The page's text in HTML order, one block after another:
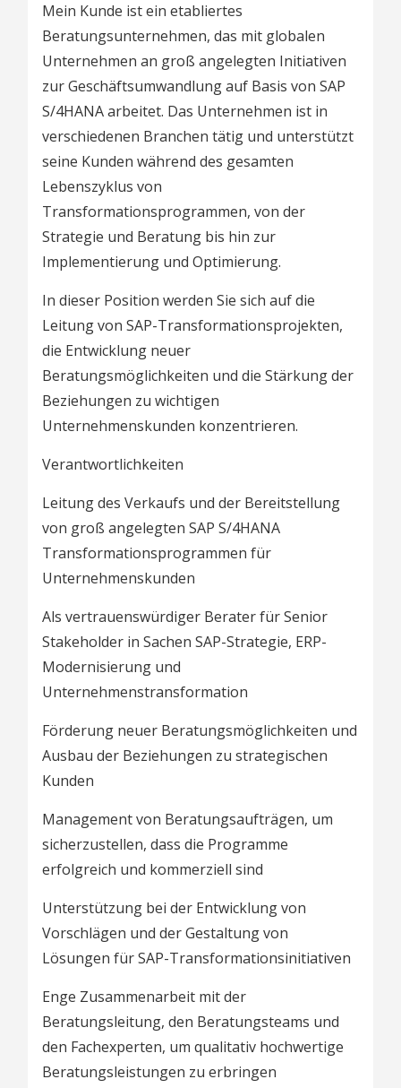
Mein Kunde ist ein etabliertes
Beratungsunternehmen, das mit globalen
Unternehmen an groß angelegten Initiativen
zur Geschäftsumwandlung auf Basis von SAP
S/4HANA arbeitet. Das Unternehmen ist in
verschiedenen Branchen tätig und unterstützt
seine Kunden während des gesamten
Lebenszyklus von
Transformationsprogrammen, von der
Strategie und Beratung bis hin zur
Implementierung und Optimierung.
In dieser Position werden Sie sich auf die
Leitung von SAP-Transformationsprojekten,
die Entwicklung neuer
Beratungsmöglichkeiten und die Stärkung der
Beziehungen zu wichtigen
Unternehmenskunden konzentrieren.
Verantwortlichkeiten
Leitung des Verkaufs und der Bereitstellung
von groß angelegten SAP S/4HANA
Transformationsprogrammen für
Unternehmenskunden
Als vertrauenswürdiger Berater für Senior
Stakeholder in Sachen SAP-Strategie, ERP-
Modernisierung und
Unternehmenstransformation
Förderung neuer Beratungsmöglichkeiten und
Ausbau der Beziehungen zu strategischen
Kunden
Management von Beratungsaufträgen, um
sicherzustellen, dass die Programme
erfolgreich und kommerziell sind
Unterstützung bei der Entwicklung von
Vorschlägen und der Gestaltung von
Lösungen für SAP-Transformationsinitiativen
Enge Zusammenarbeit mit der
Beratungsleitung, den Beratungsteams und
den Fachexperten, um qualitativ hochwertige
Beratungsleistungen zu erbringen